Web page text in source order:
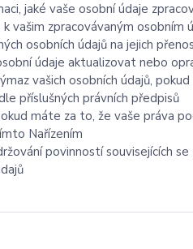
jaké vaše osobní údaje
vašim zpracovávaným osobním
osobních údajů na jejich
údaje aktualizovat nebo
vašich osobních údajů,
příslušných právních předpisů
máte za to, že vaše práva
Nařízením
povinností souvisejících